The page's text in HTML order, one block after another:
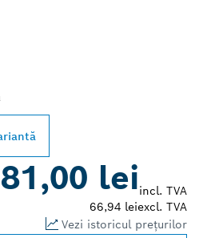
81,00 leiincl. TVA
66,94 leiexcl. TVA
Vezi istoricul prețurilor